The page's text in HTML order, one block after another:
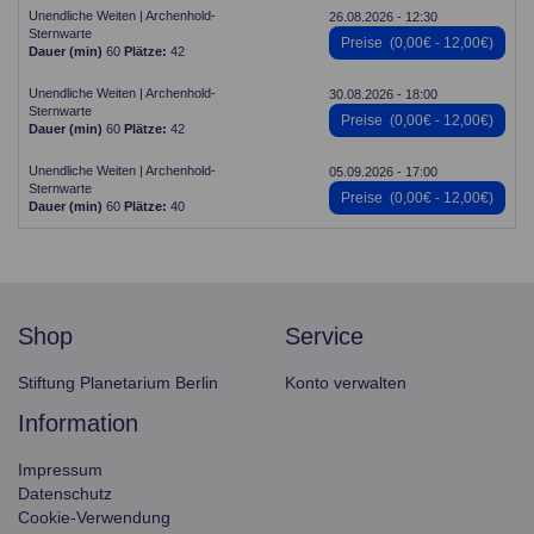
Unendliche Weiten | Archenhold-
Sternwarte
Dauer (min) 60 Plätze: 42
26.08.2026 - 12:30
Preise (0,00€ - 12,00€)
Unendliche Weiten | Archenhold-
Sternwarte
Dauer (min) 60 Plätze: 42
30.08.2026 - 18:00
Preise (0,00€ - 12,00€)
Unendliche Weiten | Archenhold-
Sternwarte
Dauer (min) 60 Plätze: 40
05.09.2026 - 17:00
Preise (0,00€ - 12,00€)
shop
Stiftung Planetarium Berlin
service
Konto verwalten
information
Impressum
Datenschutz
Cookie-Verwendung